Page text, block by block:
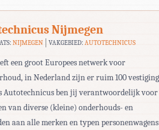
Nijmegen
NIJMEGEN VAKGEBIED:AUTOTECHNICUS
een groot Europees netwerk voor
in Nederland zijn er ruim 100
Autotechnicus ben jij verantwoordelijk voor
van diverse (kleine) onderhouds- en
aan alle merken en typen